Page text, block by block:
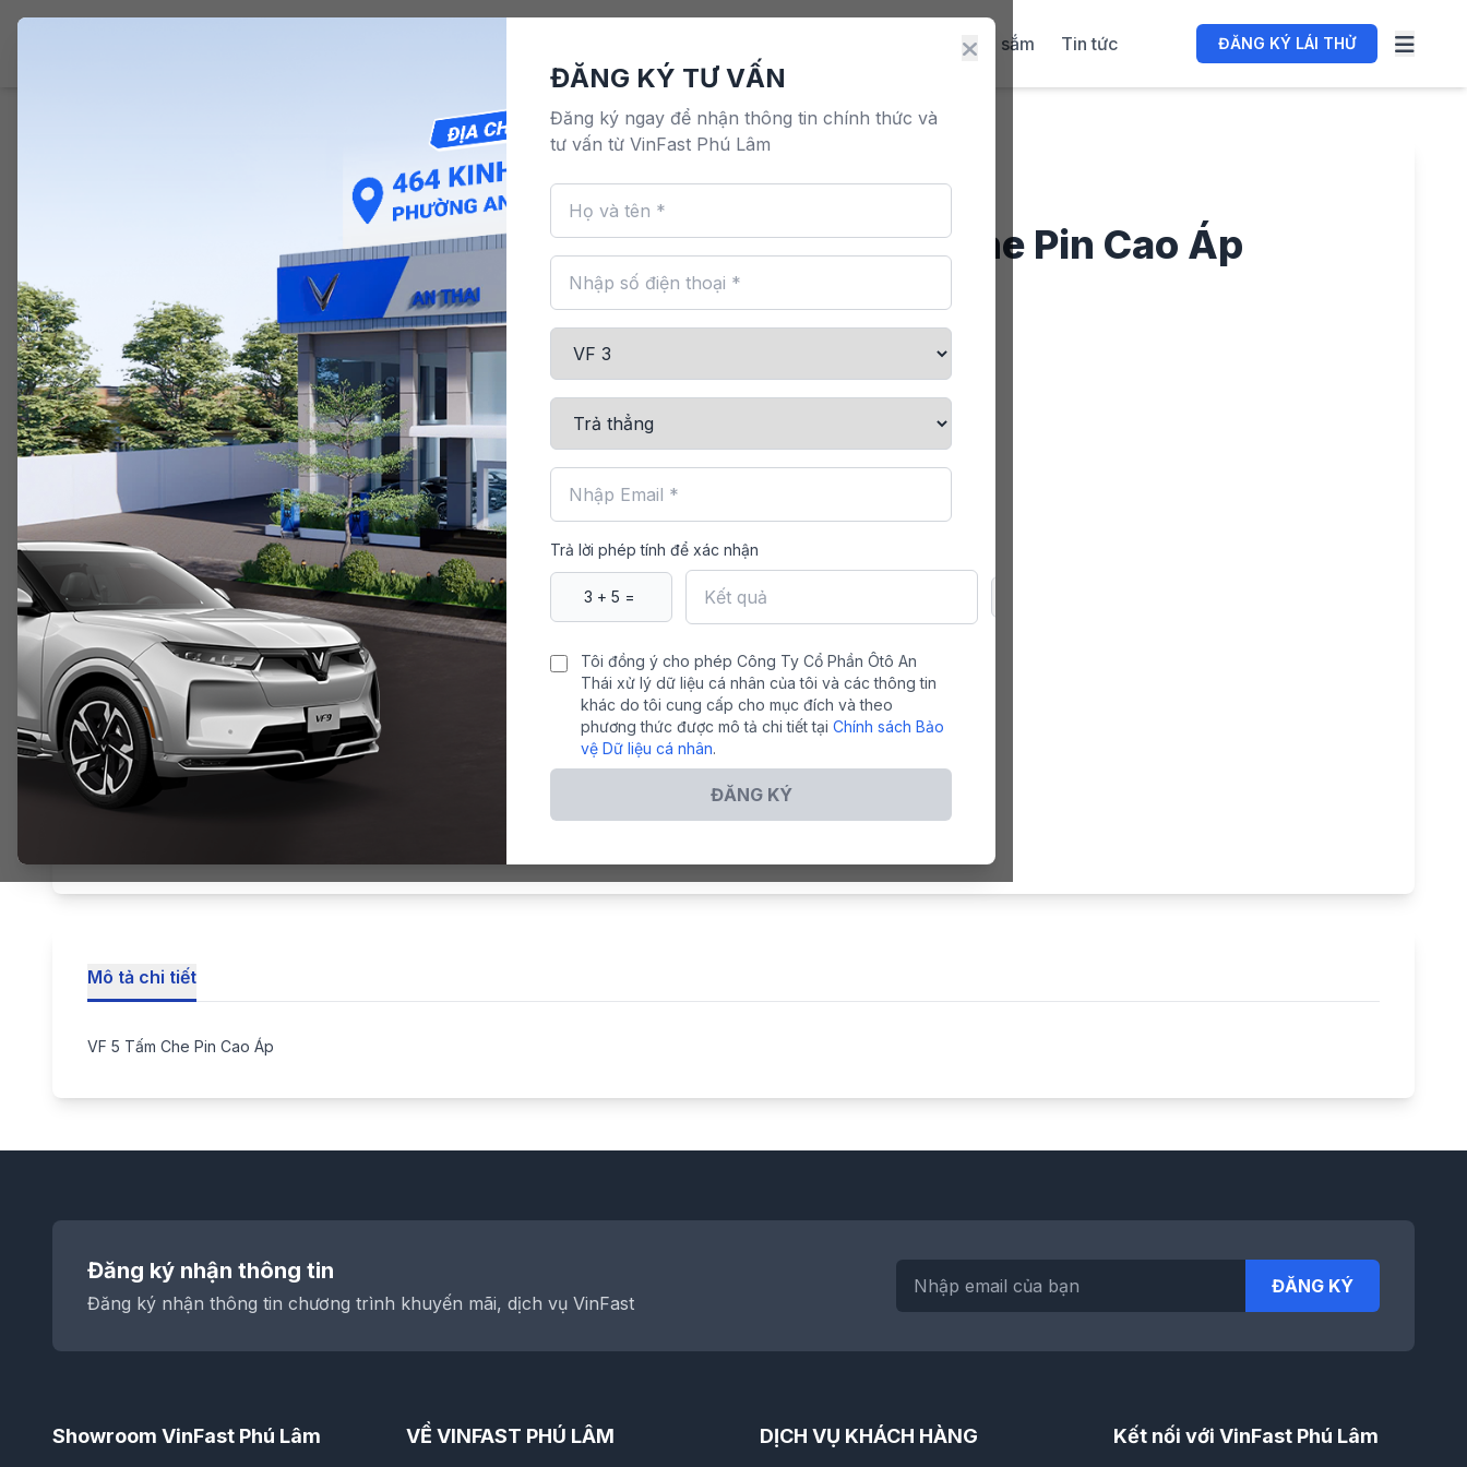
Mua sắm Tin tức ĐĂNG KÝ LÁI THỬ
VF 5 Tấm Che Pin Cao Áp
VF 5 Tấm Che Pin Cao Áp
4,948,000 đ
Mô tả chi tiết
VF 5 Tấm Che Pin Cao Áp
Đăng ký nhận thông tin
Đăng ký nhận thông tin chương trình khuyến mãi, dịch vụ VinFast
ĐĂNG KÝ
Showroom VinFast Phú Lâm VỀ VINFAST PHÚ LÂM DỊCH VỤ KHÁCH HÀNG Kết nối với VinFast Phú Lâm
ĐĂNG KÝ TƯ VẤN
Đăng ký ngay để nhận thông tin chính thức và
tư vấn từ VinFast Phú Lâm
Trả lời phép tính để xác nhận
Tôi đồng ý cho phép Công Ty Cổ Phần Ôtô An
Thái xử lý dữ liệu cá nhân của tôi và các thông tin
khác do tôi cung cấp cho mục đích và theo
phương thức được mô tả chi tiết tại Chính sách Bảo
vệ Dữ liệu cá nhân.
ĐĂNG KÝ